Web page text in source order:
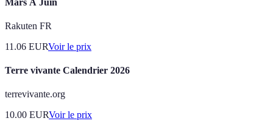
Rakuten FR
11.06 EURVoir le prix
Terre vivante Calendrier 2026
terrevivante.org
10.00 EURVoir le prix